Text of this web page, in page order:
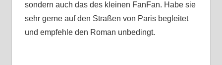
sondern auch das des kleinen FanFan. Habe sie
sehr gerne auf den Straßen von Paris begleitet
und empfehle den Roman unbedingt.